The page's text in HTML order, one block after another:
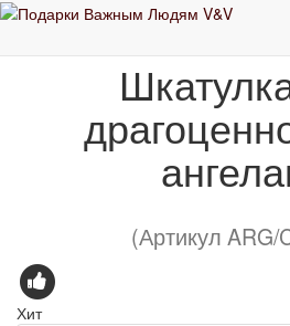
Шкатулка для
(Артикул ARG/
Хит